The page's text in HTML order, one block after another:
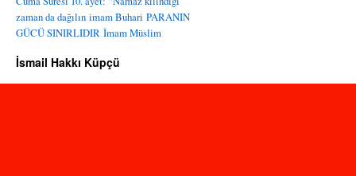
zaman da dağılın imam Buhari PARANIN
GÜCÜ SINIRLIDIR İmam Müslim
İsmail Hakkı Küpçü